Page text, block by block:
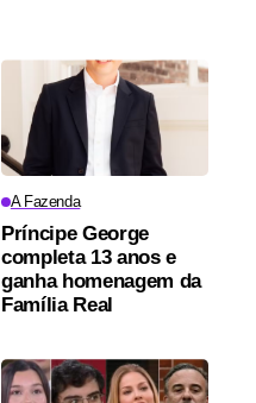
A Fazenda
Príncipe George
completa 13 anos e
ganha homenagem da
Família Real